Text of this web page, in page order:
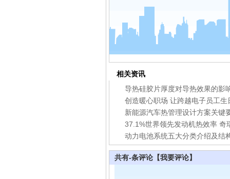
相关资讯
导热硅胶片厚度对导热效果的影
创造暖心职场 让跨越电子员工生
新能源汽车热管理设计方案关键
动力电池系统五大分类介绍及结
共有-条评论 【我要评论】